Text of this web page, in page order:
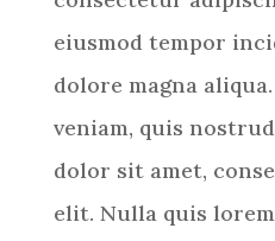
eiusmod tempor
dolore magna
veniam, quis
dolor sit amet,
elit. Nulla quis